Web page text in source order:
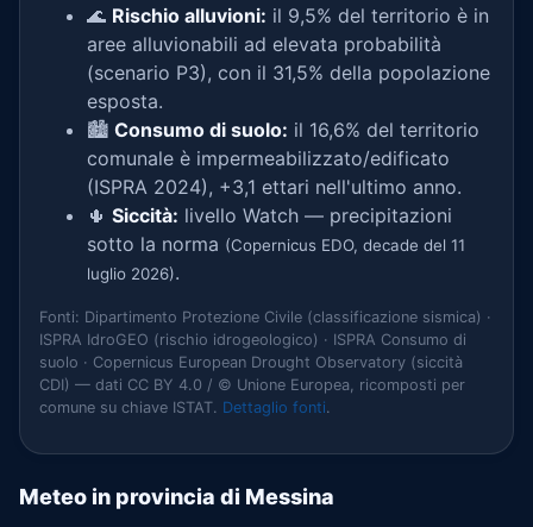
🌊 Rischio alluvioni: il 9,5% del territorio è in
aree alluvionabili ad elevata probabilità
(scenario P3), con il 31,5% della popolazione
esposta.
🏙️ Consumo di suolo: il 16,6% del territorio
comunale è impermeabilizzato/edificato
(ISPRA 2024), +3,1 ettari nell'ultimo anno.
🌵 Siccità: livello Watch — precipitazioni
sotto la norma (Copernicus EDO, decade del 11
luglio 2026).
Fonti: Dipartimento Protezione Civile (classificazione sismica) ·
ISPRA IdroGEO (rischio idrogeologico) · ISPRA Consumo di
suolo · Copernicus European Drought Observatory (siccità
CDI) — dati CC BY 4.0 / © Unione Europea, ricomposti per
comune su chiave ISTAT. Dettaglio fonti.
Meteo in provincia di Messina